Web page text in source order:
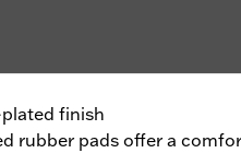
finish
rubber pads offer a